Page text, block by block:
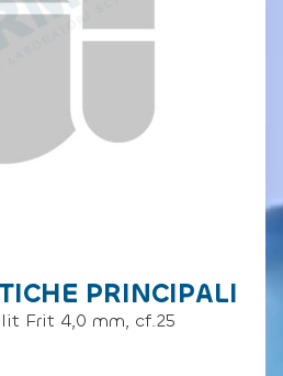
PRINCIPALI
Frit 4,0 mm, cf.25